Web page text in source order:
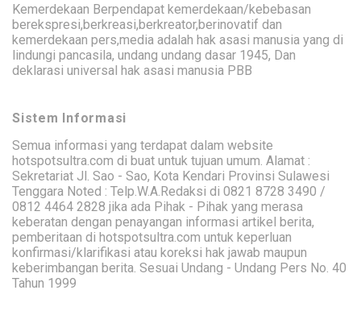
Kemerdekaan Berpendapat kemerdekaan/kebebasan
berekspresi,berkreasi,berkreator,berinovatif dan
kemerdekaan pers,media adalah hak asasi manusia yang di
lindungi pancasila, undang undang dasar 1945, Dan
deklarasi universal hak asasi manusia PBB
Sistem Informasi
Semua informasi yang terdapat dalam website
hotspotsultra.com di buat untuk tujuan umum. Alamat :
Sekretariat Jl. Sao - Sao, Kota Kendari Provinsi Sulawesi
Tenggara Noted : Telp.W.A.Redaksi di 0821 8728 3490 /
0812 4464 2828 jika ada Pihak - Pihak yang merasa
keberatan dengan penayangan informasi artikel berita,
pemberitaan di hotspotsultra.com untuk keperluan
konfirmasi/klarifikasi atau koreksi hak jawab maupun
keberimbangan berita. Sesuai Undang - Undang Pers No. 40
Tahun 1999